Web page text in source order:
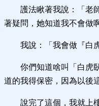
護法瞅著我說：「老
著疑問，她知道我不會做啊
我說：「我會做『白
你們知道啥叫「白虎
道的我得保密，因為以後
說完了這個，我就上